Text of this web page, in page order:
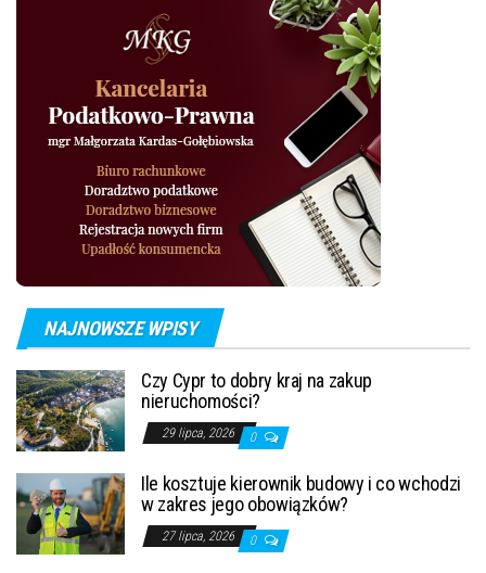
NAJNOWSZE WPISY
Czy Cypr to dobry kraj na zakup
nieruchomości?
29 lipca, 2026 0
Ile kosztuje kierownik budowy i co wchodzi
w zakres jego obowiązków?
27 lipca, 2026 0